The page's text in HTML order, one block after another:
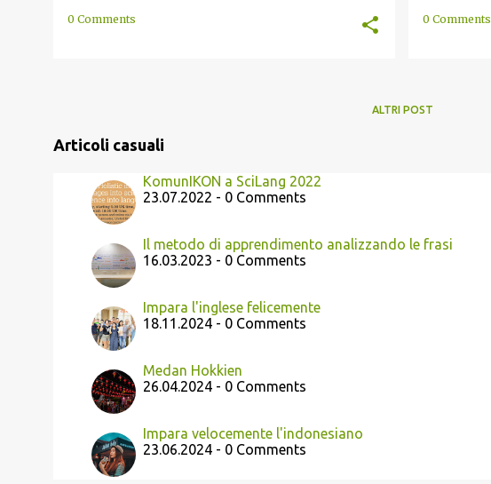
0 Comments 0 Comments
ALTRI POST
Articoli casuali
KomunIKON a SciLang 2022
23.07.2022 - 0 Comments
Il metodo di apprendimento analizzando le frasi
16.03.2023 - 0 Comments
Impara l'inglese felicemente
18.11.2024 - 0 Comments
Medan Hokkien
26.04.2024 - 0 Comments
Impara velocemente l'indonesiano
23.06.2024 - 0 Comments